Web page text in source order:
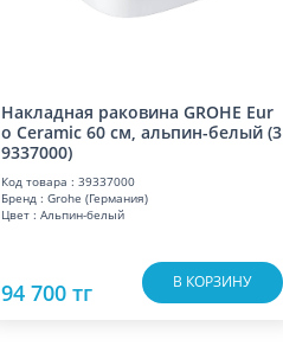
Накладная раковина GROHE Eur
o Ceramic 60 см, альпин-белый (3
9337000)
Код товара : 39337000
Бренд : Grohe (Германия)
Цвет : Альпин-белый
94 700 тг В КОРЗИНУ